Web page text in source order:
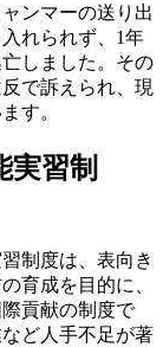
ンマーの送り出
れられず、1年
しました。その
で訴えられ、現
す。
実習制
制度は、表向き
育成を目的に、
貢献の制度で
ど人手不足が著